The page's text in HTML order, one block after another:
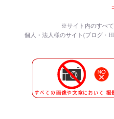
※サイト内のすべて
個人・法人様のサイト(ブログ・